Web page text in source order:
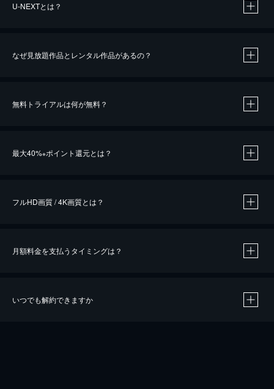
U-NEXTとは？
なぜ見放題作品とレンタル作品があるの？
無料トライアルは何が無料？
最大40%※ポイント還元とは？
※40％ポイント還元の対象は、クレジットカード決済による作品の購入 / レンタルです。
フルHD画質 / 4K画質とは？
月額料金を支払うタイミングは？
いつでも解約できますか